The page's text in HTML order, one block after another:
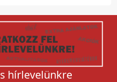
hírlevelünkre